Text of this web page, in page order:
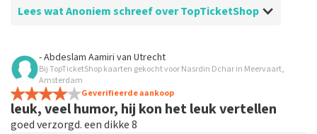
Lees wat Anoniem schreef over TopTicketShop
Beoordeling van Anoniem over TopTicketShop
Prima
- Abdeslam Aamiri van Utrecht
Bij TopTicketShop kaarten gekocht voor Nasrdin Dchar in Meervaart,
Amsterdam
Geverifieerde aankoop
leuk, veel humor, hij kon het leuk vertellen
goed verzorgd. een dikke 8